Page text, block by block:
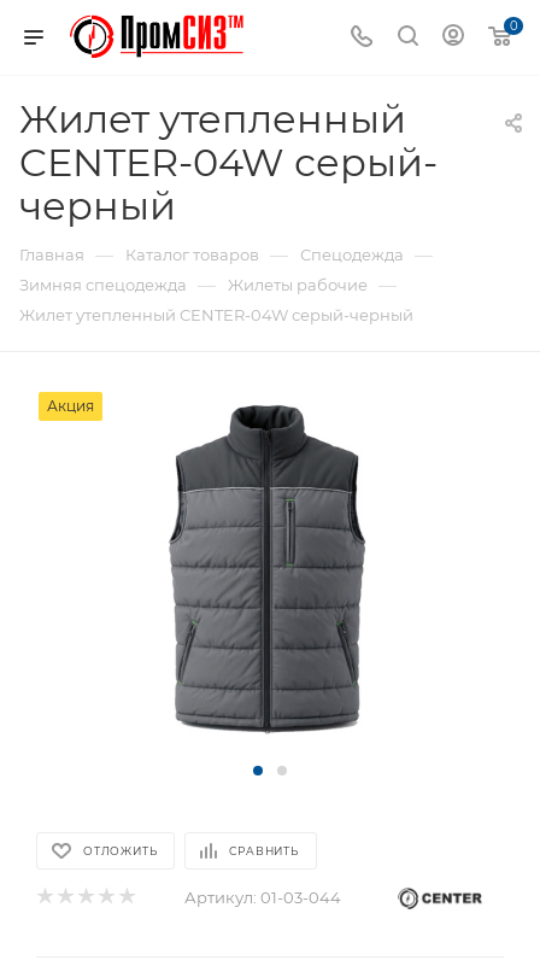
0
Жилет утепленный
CENTER-04W серый-
черный
Главная — Каталог товаров — Спецодежда —
Зимняя спецодежда — Жилеты рабочие —
Жилет утепленный CENTER-04W серый-черный
Акция
ОТЛОЖИТЬ СРАВНИТЬ
Артикул: 01-03-044